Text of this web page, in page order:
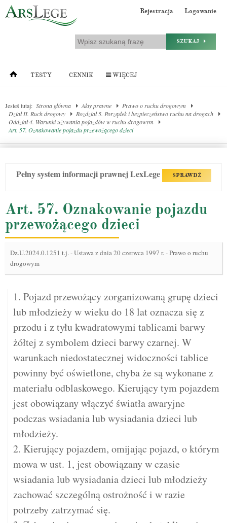
Rejestracja Logowanie
SZUKAJ
TESTY CENNIK WIĘCEJ
Jesteś tutaj: Strona główna Akty prawne
Prawo o ruchu drogowym
Dział II. Ruch drogowy
Rozdział 5. Porządek i bezpieczeństwo ruchu na drogach
Oddział 4. Warunki używania pojazdów w ruchu drogowym
Art. 57. Oznakowanie pojazdu przewożącego dzieci
Pełny system informacji prawnej LexLege SPRAWDŹ
Art. 57. Oznakowanie pojazdu
przewożącego dzieci
Dz.U.2024.0.1251 t.j.-Ustawa z dnia 20 czerwca 1997 r. - Prawo o ruchu
drogowym
1. Pojazd przewożący zorganizowaną grupę dzieci
lub młodzieży w wieku do 18 lat oznacza się z
przodu i z tyłu kwadratowymi tablicami barwy
żółtej z symbolem dzieci barwy czarnej. W
warunkach niedostatecznej widoczności tablice
powinny być oświetlone, chyba że są wykonane z
materiału odblaskowego. Kierujący tym pojazdem
jest obowiązany włączyć światła awaryjne
podczas wsiadania lub wysiadania dzieci lub
młodzieży.
2. Kierujący pojazdem, omijając pojazd, o którym
mowa w ust. 1, jest obowiązany w czasie
wsiadania lub wysiadania dzieci lub młodzieży
zachować szczególną ostrożność i w razie
potrzeby zatrzymać się.